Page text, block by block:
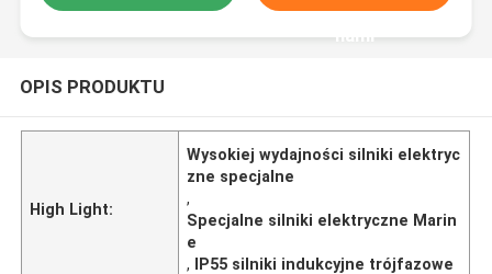
nami
OPIS PRODUKTU
High Light:
Wysokiej wydajności silniki elektryc
zne specjalne
,
Specjalne silniki elektryczne Marin
e
, IP55 silniki indukcyjne trójfazowe